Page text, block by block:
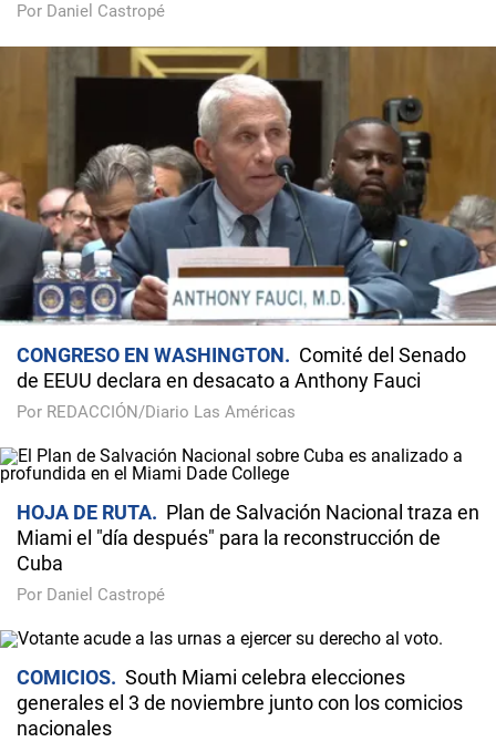
Por Daniel Castropé
CONGRESO EN WASHINGTON
Comité del Senado
de EEUU declara en desacato a Anthony Fauci
Por REDACCIÓN/Diario Las Américas
HOJA DE RUTA
Plan de Salvación Nacional traza en
Miami el "día después" para la reconstrucción de
Cuba
Por Daniel Castropé
COMICIOS
South Miami celebra elecciones
generales el 3 de noviembre junto con los comicios
nacionales